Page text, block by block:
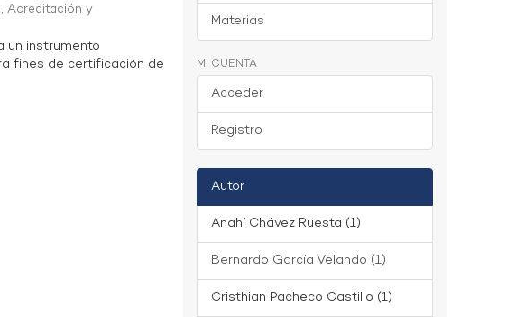
Acreditación y
un instrumento
fines de certificación de
Materias
MI CUENTA
Acceder
Registro
Autor
Anahí Chávez Ruesta (1)
Bernardo García Velando (1)
Cristhian Pacheco Castillo (1)